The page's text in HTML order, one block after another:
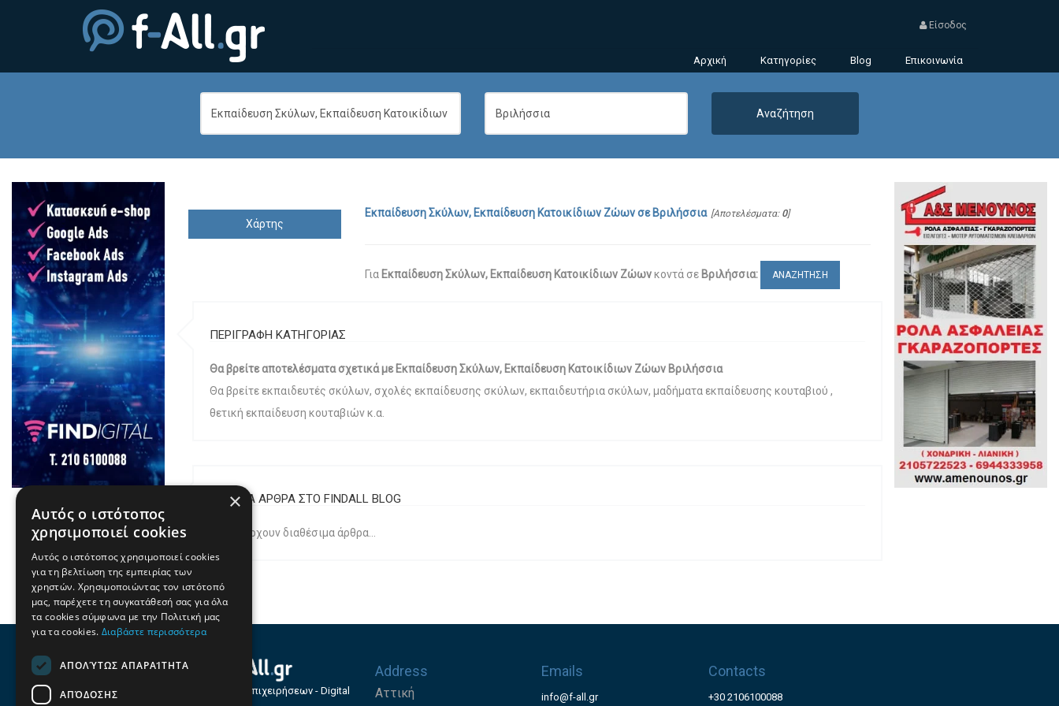
Είσοδος
Αρχική Κατηγορίες Blog Επικοινωνία
Χάρτης
Εκπαίδευση Σκύλων, Εκπαίδευση Κατοικίδιων Ζώωνσε Βριλήσσια [Αποτελέσματα: 0]
Για Εκπαίδευση Σκύλων, Εκπαίδευση Κατοικίδιων Ζώωνκοντά σε Βριλήσσια: ΑΝΑΖΗΤΗΣΗ
ΠΕΡΙΓΡΑΦΗ ΚΑΤΗΓΟΡΙΑΣ
Θα βρείτε αποτελέσματα σχετικά με Εκπαίδευση Σκύλων, Εκπαίδευση Κατοικίδιων Ζώων Βριλήσσια
Θα βρείτε εκπαιδευτές σκύλων, σχολές εκπαίδευσης σκύλων, εκπαιδευτήρια σκύλων, μαδήματα εκπαίδευσης κουταβιού ,
θετική εκπαίδευση κουταβιών κ.α.
ΣΧΕΤΙΚΑ ΑΡΘΡΑ ΣΤΟ FINDALL BLOG
Δεν υπάρχουν διαθέσιμα άρθρα...
Οδηγός Επιχειρήσεων - Digital
Address
Αττική
Emails
info@f-all.gr
Contacts
+30 2106100088
×
Αυτός ο ιστότοπος
χρησιμοποιεί cookies
Αυτός ο ιστότοπος χρησιμοποιεί cookies
για τη βελτίωση της εμπειρίας των
χρηστών. Χρησιμοποιώντας τον ιστότοπό
μας, παρέχετε τη συγκατάθεσή σας για όλα
τα cookies σύμφωνα με την Πολιτική μας
για τα cookies. Διαβάστε περισσότερα
ΑΠΟΛΎΤΩΣ ΑΠΑΡΑΊΤΗΤΑ
ΑΠΌΔΟΣΗΣ